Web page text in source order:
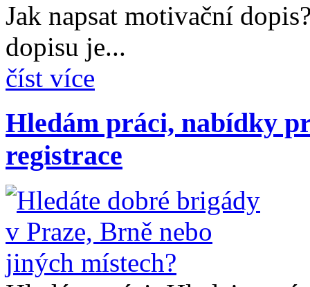
Jak napsat motivační
dopisu je...
číst více
Hledám práci, nabídky
registrace